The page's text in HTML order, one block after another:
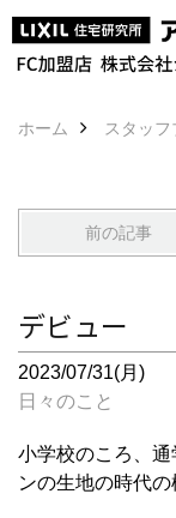
ホーム スタッ
前の記事
デビュー
2023/07/31(月)
日々のこと
小学校のころ、
ンの生地の時代の